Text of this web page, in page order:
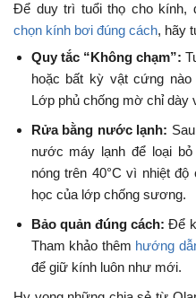
Để duy trì tuổi thọ cho kính,
chọn kính bơi đúng cách, hãy
Quy tắc “Không chạm”:
hoặc bất kỳ vật cứng
Lớp phủ chống mờ chỉ dày
Rửa bằng nước lạnh:
nước máy lạnh để loại
nóng trên 40°C vì nhiệt
học của lớp chống sương.
Bảo quản đúng cách: Để
Tham khảo thêm hướng
để giữ kính luôn như mới.